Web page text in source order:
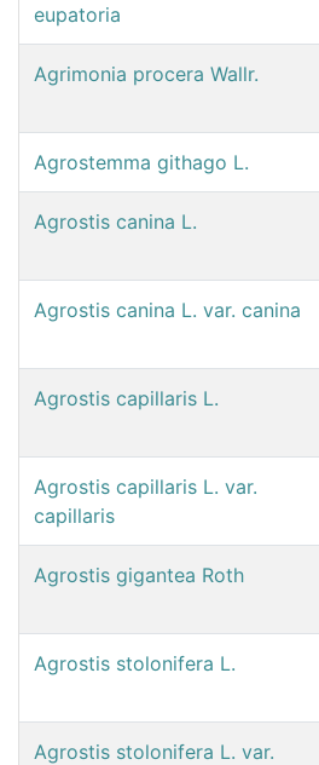
eupatoria
Agrimonia procera Wallr.
Agrostemma githago L.
Agrostis canina L.
Agrostis canina L. var. canina
Agrostis capillaris L.
Agrostis capillaris L. var.
capillaris
Agrostis gigantea Roth
Agrostis stolonifera L.
Agrostis stolonifera L. var.